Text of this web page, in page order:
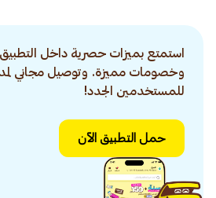
استمتع بميزات حصرية داخل
وخصومات مميزة. وتوصيل مجاني
للمستخدمين الجدد!
حمل التطبيق الآن